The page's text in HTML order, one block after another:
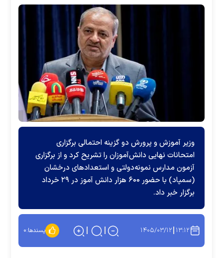
وزیر آموزش و پرورش دو گزینه احتمالی برگزاری
امتحانات نهایی دانش‌آموزان را تشریح کرد و از برگزاری
آزمون مدارس نمونه‌دولتی و استعدادهای درخشان
(سمپاد) با حضور ۶۰۰ هزار دانش آموز در ۲۹ خرداد
برگزار خبر داد.
۱۳:۱۲ ۱۴۰۵/۰۳/۱۲ پسندها:۰